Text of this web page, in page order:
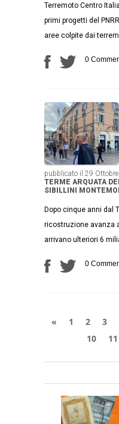
Terremoto Centro
primi progetti del
aree colpite dai
0
pubblicato il 29
TERME ARQUATA
SIBILLINI
Dopo cinque anni dal
ricostruzione avanza
arrivano ulteriori 6
0
« 1 2 3
10
11